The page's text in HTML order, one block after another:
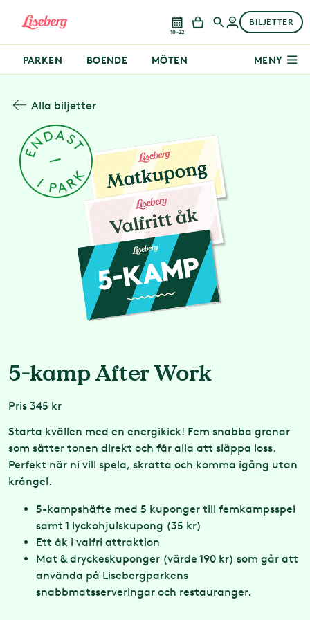
10–22
BILJETTER
PARKEN BOENDE MÖTEN MENY
Alla biljetter
5-kamp After Work
Pris 345 kr
Starta kvällen med en energikick! Fem snabba grenar
som sätter tonen direkt och får alla att släppa loss.
Perfekt när ni vill spela, skratta och komma igång utan
krångel.
5-kampshäfte med 5 kuponger till femkampsspel
samt 1 lyckohjulskupong (35 kr)
Ett åk i valfri attraktion
Mat & dryckeskuponger (värde 190 kr) som går att
använda på Lisebergparkens
snabbmatsserveringar och restauranger.